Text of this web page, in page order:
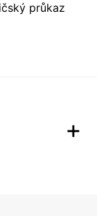
průkaz